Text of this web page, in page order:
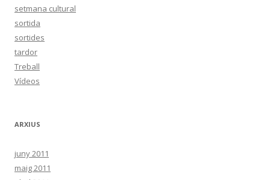
setmana cultural
sortida
sortides
tardor
Treball
Vídeos
ARXIUS
juny 2011
maig 2011